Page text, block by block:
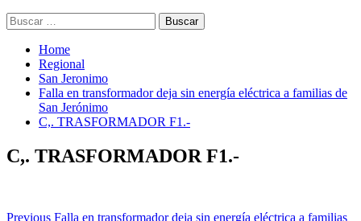
Buscar:
Home
Regional
San Jeronimo
Falla en transformador deja sin energía eléctrica a familias de
San Jerónimo
C,. TRASFORMADOR F1.-
C,. TRASFORMADOR F1.-
Previous Falla en transformador deja sin energía eléctrica a familias